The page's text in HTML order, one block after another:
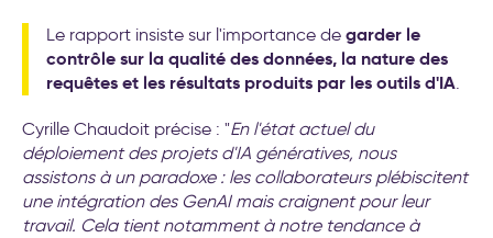
Le rapport insiste sur l'importance de garder le
contrôle sur la qualité des données, la nature des
requêtes et les résultats produits par les outils d'IA.
Cyrille Chaudoit précise : "En l'état actuel du
déploiement des projets d'IA génératives, nous
assistons à un paradoxe : les collaborateurs plébiscitent
une intégration des GenAI mais craignent pour leur
travail. Cela tient notamment à notre tendance à